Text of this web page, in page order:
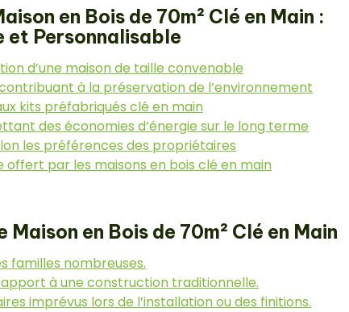
en Bois de 70m² Clé en Main :
et Personnalisable
d’une maison de taille convenable
à la préservation de l’environnement
kits préfabriqués clé en main
des économies d’énergie sur le long terme
les préférences des propriétaires
par les maisons en bois clé en main
Maison en Bois de 70m² Clé en Main
familles nombreuses.
à une construction traditionnelle.
imprévus lors de l’installation ou des finitions.